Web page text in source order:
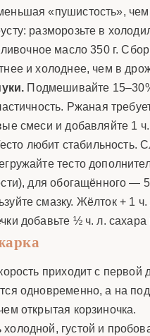
«пушистость»,
разморозьте в
масло 350 г.
и холоднее, чем в
Подмешивайте
Ржаная
смеси и добавляйте 1
любит стабильность.
тесто
для обогащённого —
смазку. Жёлток + 1
добавьте ½ ч. л.
приходит с
одновременно, а на
открытая корзиночка.
густой и